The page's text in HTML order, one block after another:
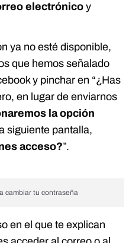
electrónico y
ya no esté disponible,
que hemos señalado
y pinchar en “¿Has
en lugar de enviarnos
la opción
siguiente pantalla,
acceso?”.
cambiar tu contraseña
en el que te explican